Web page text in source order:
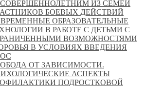
ИЗ СЕМЕЙ
БОЕВЫХ ДЕЙСТВИЙ
ОБРАЗОВАТЕЛЬНЫЕ
В РАБОТЕ С ДЕТЬМИ С
ВОЗМОЖНОСТЯМИ
В УСЛОВИЯХ ВВЕДЕНИЯ
ОТ ЗАВИСИМОСТИ.
АСПЕКТЫ
ПОДРОСТКОВОЙ